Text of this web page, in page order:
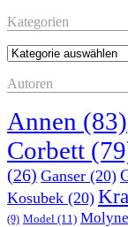
Kategorien
Kategorien
Autoren
Annen (83)
Corbett
(26) Ganser (20)
Kosubek (20)
(9) Model (11)